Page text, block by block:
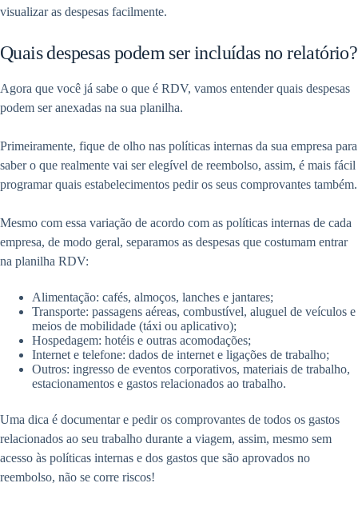
visualizar as despesas facilmente.
Quais despesas podem ser incluídas no relatório?
Agora que você já sabe o que é RDV, vamos entender quais despesas
podem ser anexadas na sua planilha.
Primeiramente, fique de olho nas políticas internas da sua empresa para
saber o que realmente vai ser elegível de reembolso, assim, é mais fácil
programar quais estabelecimentos pedir os seus comprovantes também.
Mesmo com essa variação de acordo com as políticas internas de cada
empresa, de modo geral, separamos as despesas que costumam entrar
na planilha RDV:
Alimentação: cafés, almoços, lanches e jantares;
Transporte: passagens aéreas, combustível, aluguel de veículos e
meios de mobilidade (táxi ou aplicativo);
Hospedagem: hotéis e outras acomodações;
Internet e telefone: dados de internet e ligações de trabalho;
Outros: ingresso de eventos corporativos, materiais de trabalho,
estacionamentos e gastos relacionados ao trabalho.
Uma dica é documentar e pedir os comprovantes de todos os gastos
relacionados ao seu trabalho durante a viagem, assim, mesmo sem
acesso às políticas internas e dos gastos que são aprovados no
reembolso, não se corre riscos!